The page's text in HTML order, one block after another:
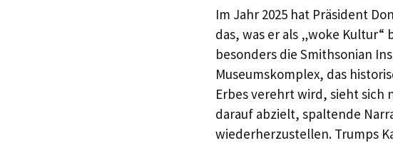
Im Jahr 2025 hat Präsident
das, was er als „woke
besonders die Smithsonian
Museumskomplex, das
Erbes verehrt wird, sieht sich
darauf abzielt, spaltende
wiederherzustellen. Trumps